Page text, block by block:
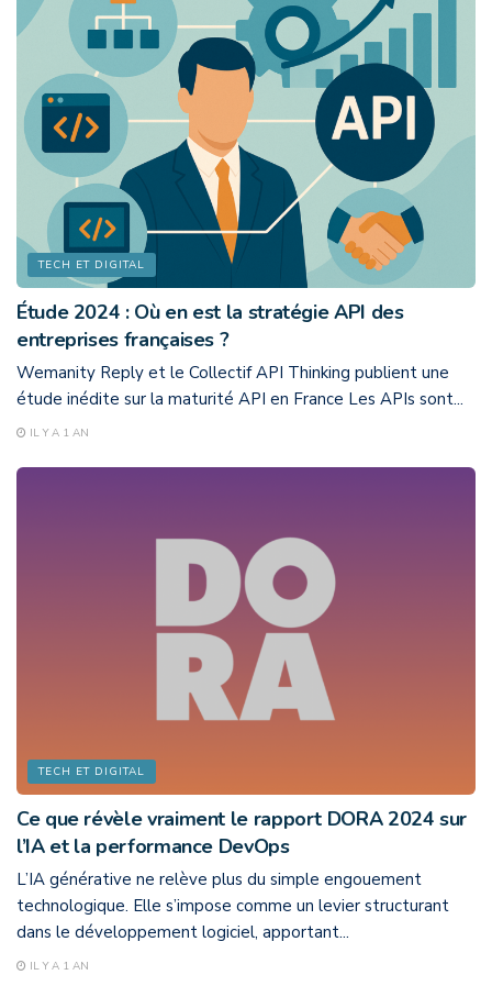
TECH ET DIGITAL
Étude 2024 : Où en est la stratégie API des
entreprises françaises ?
Wemanity Reply et le Collectif API Thinking publient une
étude inédite sur la maturité API en France Les APIs sont...
IL Y A 1 AN
TECH ET DIGITAL
Ce que révèle vraiment le rapport DORA 2024 sur
l’IA et la performance DevOps
L’IA générative ne relève plus du simple engouement
technologique. Elle s’impose comme un levier structurant
dans le développement logiciel, apportant...
IL Y A 1 AN